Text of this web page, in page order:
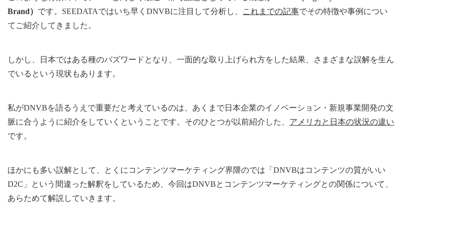
Brand） です。SEEDATAではいち早くDNVBに注目して分析し、 これまでの記事でその特徴や事例につい
てご紹介してきました。
しかし、日本ではある種のバズワードとなり、一面的な取り上げられ方をした結果、さまざまな誤解を生ん
でいるという現状もあります。
私がDNVBを語るうえで重要だと考えているのは、あくまで日本企業のイノベーション・新規事業開発の文
脈に合うように紹介をしていくということです。そのひとつが以前紹介した、 アメリカと日本の状況の違い
です。
ほかにも多い誤解として、とくにコンテンツマーケティング界隈のでは「DNVBはコンテンツの質がいい
D2C」という間違った解釈をしているため、今回はDNVBとコンテンツマーケティングとの関係について、
あらためて解説していきます。